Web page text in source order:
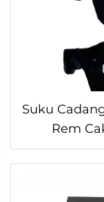
Suku
Rem